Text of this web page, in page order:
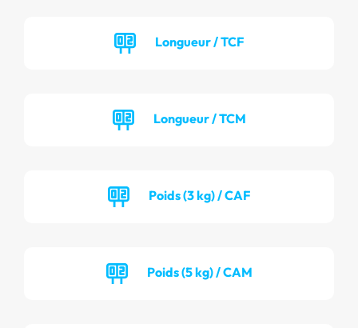
Longueur / TCF
Longueur / TCM
Poids (3 kg) / CAF
Poids (5 kg) / CAM